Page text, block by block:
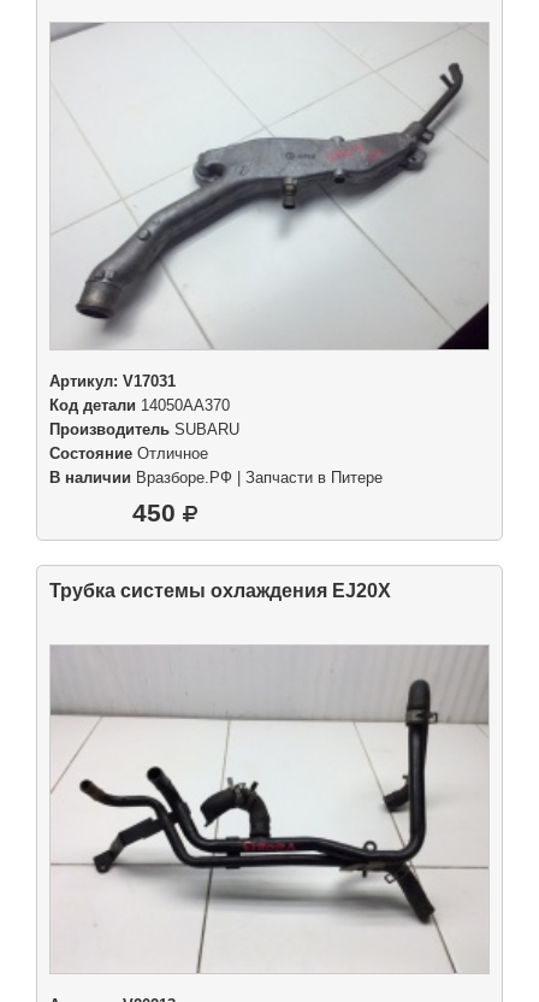
Артикул: V17031
Код детали 14050AA370
Производитель SUBARU
Состояние Отличное
В наличии Вразборе.РФ | Запчасти в Питере
450
Трубка системы охлаждения EJ20X